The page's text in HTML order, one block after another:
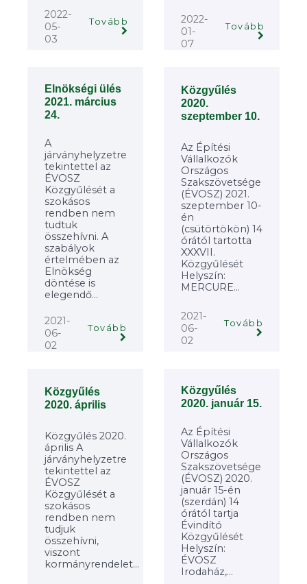
2022-
05-
03
Tovább
2022-
01-
07
Tovább
Elnökségi ülés
2021. március
24.
A
járványhelyzetre
tekintettel az
ÉVOSZ
Közgyűlését a
szokásos
rendben nem
tudtuk
összehívni. A
szabályok
értelmében az
Elnökség
döntése is
elegendő...
2021-
06-
02
Tovább
Közgyűlés
2020.
szeptember 10.
Az Építési
Vállalkozók
Országos
Szakszövetsége
(ÉVOSZ) 2021.
szeptember 10-
én
(csütörtökön) 14
órától tartotta
XXXVII.
Közgyűlését
Helyszín:
MERCURE...
2021-
06-
02
Tovább
Közgyűlés
2020. április
Közgyűlés 2020.
április A
járványhelyzetre
tekintettel az
ÉVOSZ
Közgyűlését a
szokásos
rendben nem
tudjuk
összehívni,
viszont
kormányrendelet...
Közgyűlés
2020. január 15.
Az Építési
Vállalkozók
Országos
Szakszövetsége
(ÉVOSZ) 2020.
január 15-én
(szerdán) 14
órától tartja
Évindító
Közgyűlését
Helyszín:
ÉVOSZ
Irodaház,...